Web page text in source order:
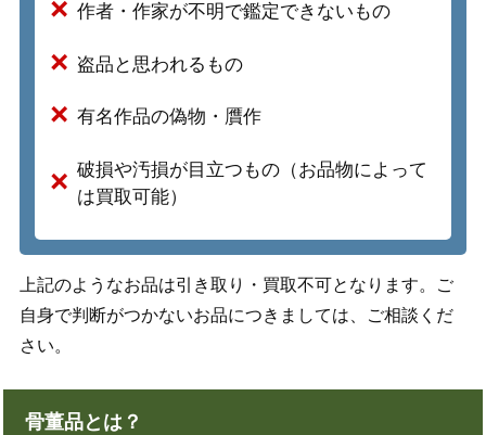
作者・作家が不明で鑑定できないもの
盗品と思われるもの
有名作品の偽物・贋作
破損や汚損が目立つもの（お品物によって
は買取可能）
上記のようなお品は引き取り・買取不可となります。ご
自身で判断がつかないお品につきましては、ご相談くだ
さい。
骨董品とは？